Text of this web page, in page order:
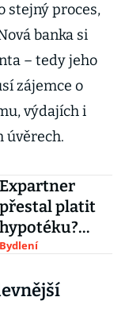
stejný proces,
banka si
– tedy jeho
zájemce o
výdajích i
úvěrech.
přestal platit
hypotéku?
Ústní dohoda
může
Bydlení